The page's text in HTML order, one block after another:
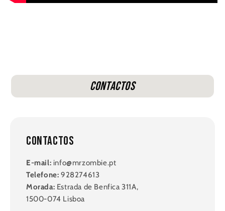
Contactos
Contactos
E-mail: info@mrzombie.pt
Telefone: 928274613
Morada: Estrada de Benfica 311A,
1500-074 Lisboa